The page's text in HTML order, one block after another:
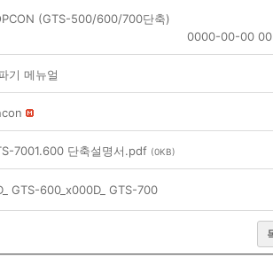
(GTS-500/600/700단축)
0000-00-00
기 메뉴얼
7001.600 단축설명서.pdf (0KB)
GTS-600_x000D_ GTS-700